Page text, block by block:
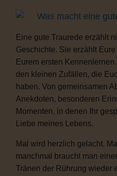
Was macht eine
Eine gute Traurede erzählt
Geschichte. Sie erzählt
Eurem ersten
den kleinen Zufällen, die
haben. Von gemeinsamen
Anekdoten, besonderen
Momenten, in denen Ihr
Liebe meines Lebens.
Mal wird herzlich gelacht.
manchmal braucht man
Tränen der Rührung wieder